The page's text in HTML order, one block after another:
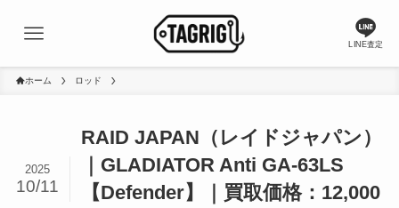
LINE査定
ホーム ロッド
RAID JAPAN（レイドジャパン）
｜GLADIATOR Anti GA-63LS
【Defender】｜買取価格：12,000
2025
10/11